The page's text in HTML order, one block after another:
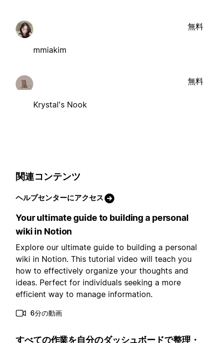
mmiakim
無料
Krystal's Nook
無料
関連コンテンツ
ヘルプセンターにアクセス
Your ultimate guide to building a personal
wiki in Notion
Explore our ultimate guide to building a personal
wiki in Notion. This tutorial video will teach you
how to effectively organize your thoughts and
ideas. Perfect for individuals seeking a more
efficient way to manage information.
6分の動画
すべての作業を自分のダッシュボードで整理・